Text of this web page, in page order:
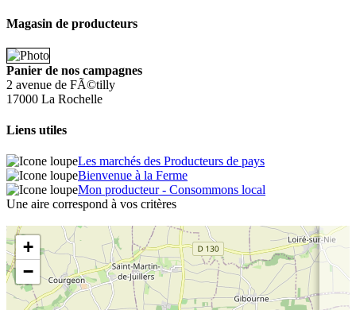
Magasin de producteurs
Panier de nos campagnes
2 avenue de FÃ©tilly
17000 La Rochelle
Liens utiles
Les marchés des Producteurs de pays
Bienvenue à la Ferme
Mon producteur - Consommons local
Une aire correspond à vos critères
+
−